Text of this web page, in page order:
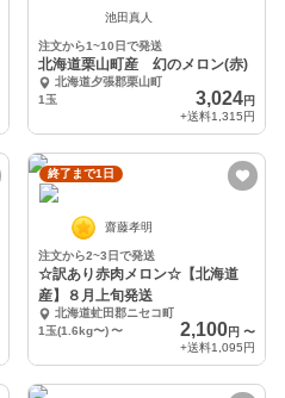
池田真人
注文から1~10日で発送
北海道栗山町産 幻のメロン(赤)
北海道夕張郡栗山町
1玉
3,024円
+送料1,315円
終了まで1日
齋藤孝明
注文から2~3日で発送
☆訳あり赤肉メロン☆【北海道
産】８月上旬発送
北海道虻田郡ニセコ町
1玉(1.6kg〜) 〜 2,100円 〜
+送料1,095円